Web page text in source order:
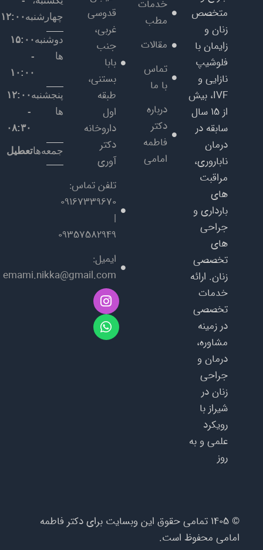
متخصص
زنان و
زایمان با
فلوشیپ
نازایی و
IVF، بیش
از ۱۵ سال
سابقه در
درمان
ناباروری،
مراقبت‌
های
بارداری و
جراحی‌
های
تخصصی
زنان. ارائه
خدمات
تخصصی
در زمینه
مشاوره،
درمان و
جراحی
زنان در
شیراز با
رویکرد
علمی و به‌
روز
خدمات
مطب
مقالات
تماس
با ما
درباره
دکتر
فاطمه
امامی
قدوسی
غربی،
جنب
بابا
بستنی،
طبقه
اول
داروخانه
دکتر
آوری
تلفن تماس:
09167339670
|
09357582949
ایمیل:
emami.nikka@gmail.com
I
n
s
t
a
W
h
a
t
s
چهارشنبه ۱۲:۰۰
دوشنبه
ها
۱۵:۰۰
-
۱۰:۰۰
پنجشنبه
ها
۱۲:۰۰
-
۰۸:۳۰
جمعه‌هاتعطیل
©۱۴۰۵ تمامی حقوق این وبسایت برای دکتر فاطمه
امامی محفوظ است.